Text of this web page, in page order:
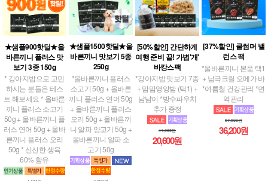
★샘플900핫딜★올
바른끼니 플러스 맛
보기 3종 150g
* 강아지밥으로 고민
하시는 분들은 테스
트 해보세요 * 올바른
끼니 플러스 소고기
50g + 올바른끼니 플
러스 연어 50g + 올바
른끼니 플러스 오리
50g * 신선한 생육
60% 함유
★샘플1500핫딜★올
바른끼니 맛보기 5종
250g
*올바른끼니 플러스
소고기 50g + 올바른
끼니 플러스 연어 50g
+ 올바른끼니 플러스
오리 50g + 올바른끼
니 알파 양고기 50g +
올바른끼니 알파 소
고기 50g
[50%할인] 간단하게
여행 준비 끝! 가볍'개'
바캉스팩
*강아지밥 맛보기 7종
+ 맘맘영양밤 (택1) +
냠냠이 *방수파우치
추가 증정
41,300원
20,600원
[37%할인] 쿨썸머 밸
런스 팩
*올바른끼니 본품 택1
+ 남극크릴 오메가 바
*여름철 건강관리 *면
역관리
57,500원
36,200원